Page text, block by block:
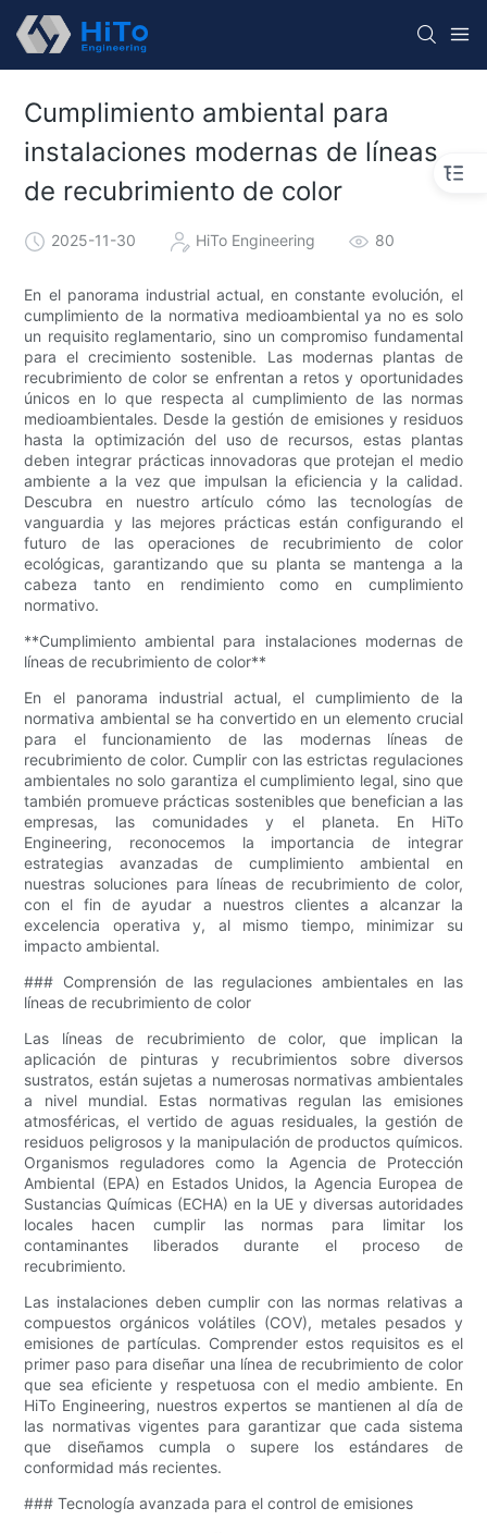
Cumplimiento ambiental para
instalaciones modernas de líneas
de recubrimiento de color
2025-11-30 HiTo Engineering 80
En el panorama industrial actual, en constante evolución, el
cumplimiento de la normativa medioambiental ya no es solo
un requisito reglamentario, sino un compromiso fundamental
para el crecimiento sostenible. Las modernas plantas de
recubrimiento de color se enfrentan a retos y oportunidades
únicos en lo que respecta al cumplimiento de las normas
medioambientales. Desde la gestión de emisiones y residuos
hasta la optimización del uso de recursos, estas plantas
deben integrar prácticas innovadoras que protejan el medio
ambiente a la vez que impulsan la eficiencia y la calidad.
Descubra en nuestro artículo cómo las tecnologías de
vanguardia y las mejores prácticas están configurando el
futuro de las operaciones de recubrimiento de color
ecológicas, garantizando que su planta se mantenga a la
cabeza tanto en rendimiento como en cumplimiento
normativo.
**Cumplimiento ambiental para instalaciones modernas de
líneas de recubrimiento de color**
En el panorama industrial actual, el cumplimiento de la
normativa ambiental se ha convertido en un elemento crucial
para el funcionamiento de las modernas líneas de
recubrimiento de color. Cumplir con las estrictas regulaciones
ambientales no solo garantiza el cumplimiento legal, sino que
también promueve prácticas sostenibles que benefician a las
empresas, las comunidades y el planeta. En HiTo
Engineering, reconocemos la importancia de integrar
estrategias avanzadas de cumplimiento ambiental en
nuestras soluciones para líneas de recubrimiento de color,
con el fin de ayudar a nuestros clientes a alcanzar la
excelencia operativa y, al mismo tiempo, minimizar su
impacto ambiental.
### Comprensión de las regulaciones ambientales en las
líneas de recubrimiento de color
Las líneas de recubrimiento de color, que implican la
aplicación de pinturas y recubrimientos sobre diversos
sustratos, están sujetas a numerosas normativas ambientales
a nivel mundial. Estas normativas regulan las emisiones
atmosféricas, el vertido de aguas residuales, la gestión de
residuos peligrosos y la manipulación de productos químicos.
Organismos reguladores como la Agencia de Protección
Ambiental (EPA) en Estados Unidos, la Agencia Europea de
Sustancias Químicas (ECHA) en la UE y diversas autoridades
locales hacen cumplir las normas para limitar los
contaminantes liberados durante el proceso de
recubrimiento.
Las instalaciones deben cumplir con las normas relativas a
compuestos orgánicos volátiles (COV), metales pesados ​​y
emisiones de partículas. Comprender estos requisitos es el
primer paso para diseñar una línea de recubrimiento de color
que sea eficiente y respetuosa con el medio ambiente. En
HiTo Engineering, nuestros expertos se mantienen al día de
las normativas vigentes para garantizar que cada sistema
que diseñamos cumpla o supere los estándares de
conformidad más recientes.
### Tecnología avanzada para el control de emisiones